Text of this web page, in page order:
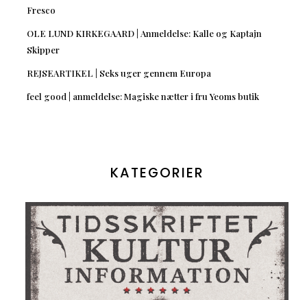
Fresco
OLE LUND KIRKEGAARD | Anmeldelse: Kalle og Kaptajn
Skipper
REJSEARTIKEL | Seks uger gennem Europa
feel good | anmeldelse: Magiske nætter i fru Yeoms butik
KATEGORIER